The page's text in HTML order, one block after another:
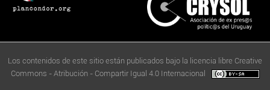
Los contenidos de este sitio están publicados bajo la licencia libre Creative
Commons - Atribución - Compartir Igual 4.0 Internacional